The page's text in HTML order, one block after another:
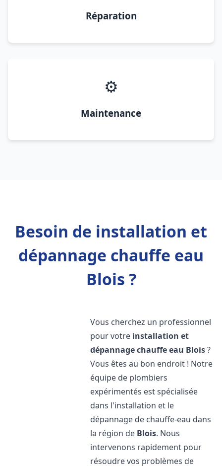
Réparation
⚙️
Maintenance
Besoin de installation et
dépannage chauffe eau
Blois ?
Vous cherchez un professionnel
pour votre installation et
dépannage chauffe eau Blois?
Vous êtes au bon endroit ! Notre
équipe de plombiers
expérimentés est spécialisée
dans l'installation et le
dépannage de chauffe-eau dans
la région de Blois. Nous
intervenons rapidement pour
résoudre vos problèmes de